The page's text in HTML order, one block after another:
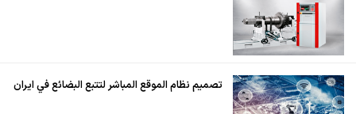
تصميم نظام الموقع المباشر لتتبع البضائع في ايران